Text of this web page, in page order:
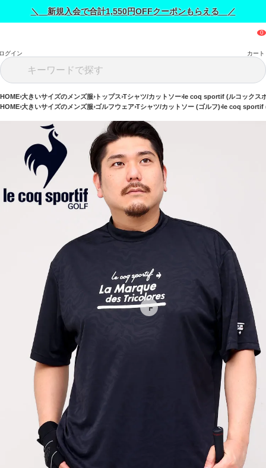
＼ 新規入会で合計1,550円OFFクーポンもらえる ／
グイン カート
HOME 大きいサイズのメンズ服 トップス Tシャツ/カットソー le coq sportif (ルコックス
HOME 大きいサイズのメンズ服 ゴルフウェア Tシャツ/カットソー (ゴルフ) le coq sportif